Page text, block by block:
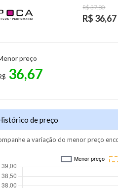
R$ 37,80
R$ 36,67
preço
36,67
de preço
a variação do menor preço